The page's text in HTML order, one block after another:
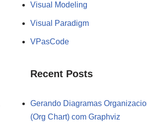
Visual Modeling
Visual Paradigm
VPasCode
Recent Posts
Gerando Diagramas
(Org Chart) com Graphviz